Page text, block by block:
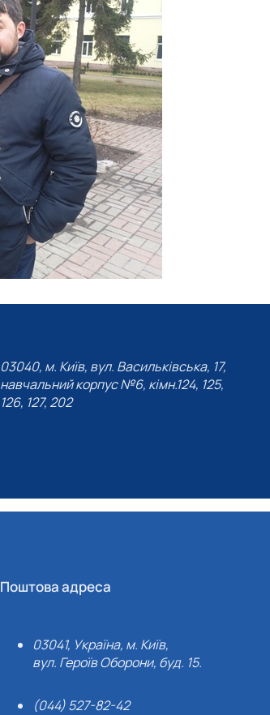
03040, м. Київ, вул. Васильківська, 17,
навчальний корпус №6, кімн.124, 125,
126, 127, 202
Поштова адреса
03041, Україна, м. Київ,
вул. Героїв Оборони, буд. 15.
(044) 527-82-42